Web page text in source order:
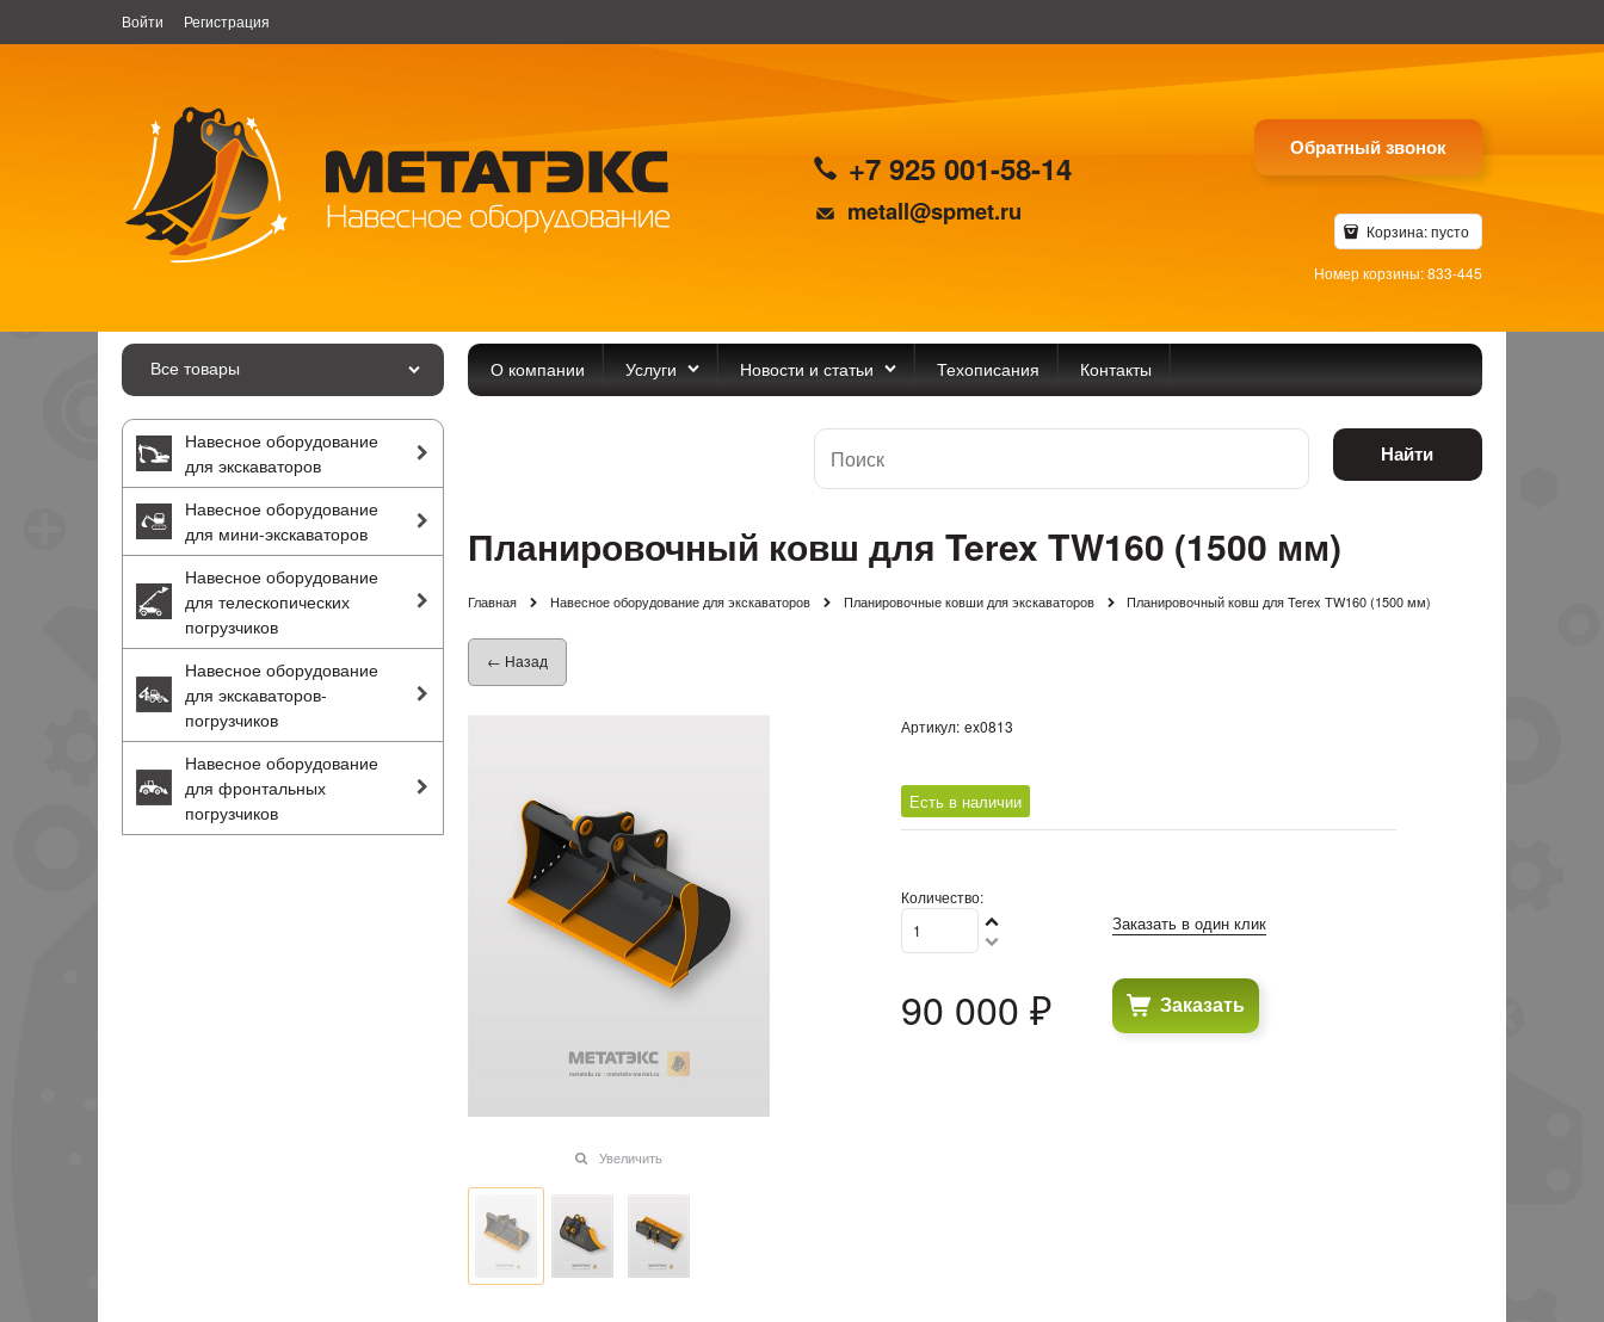
Войти Регистрация
+7 925 001-58-14
metall@spmet.ru
Обратный звонок
Корзина:пусто
Номер корзины: 833-445
Все товары О компании Услуги Новости и статьи Техописания Контакты
Навесное оборудование
для экскаваторов
Навесное оборудование
для мини-экскаваторов
Навесное оборудование
для телескопических
погрузчиков
Навесное оборудование
для экскаваторов-
погрузчиков
Навесное оборудование
для фронтальных
погрузчиков
Найти
Планировочный ковш для Terex TW160 (1500 мм)
Главная Навесное оборудование для экскаваторов Планировочные ковши для экскаваторов Планировочный ковш для Terex TW160 (1500 мм)
← Назад
Увеличить
Артикул: ex0813
Есть в наличии
Количество:
90 000 ₽
Заказать в один клик
Заказать